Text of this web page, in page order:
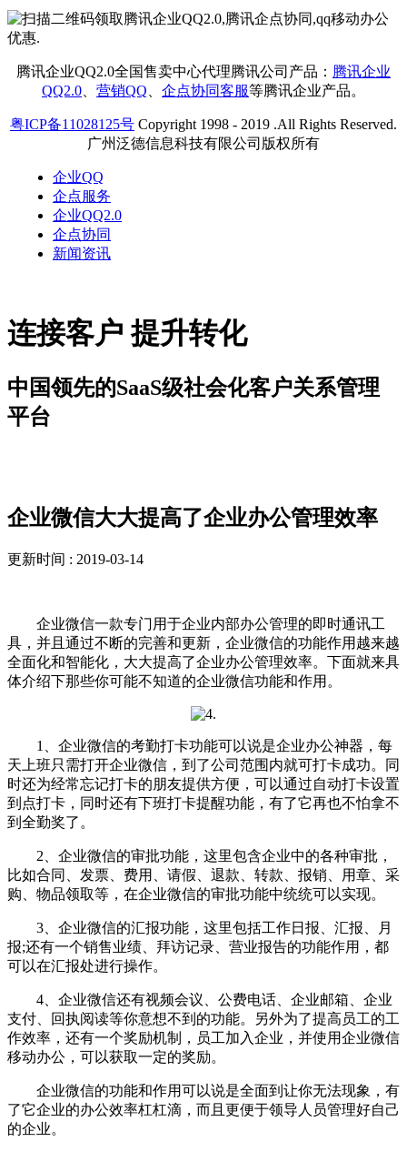
腾讯企业QQ2.0全国售卖中心代理腾讯公司产品： 腾讯企业
QQ2.0
营销QQ 企点协同客服等腾讯企业产品。
粤ICP备11028125号 Copyright 1998 - 2019 .All Rights Reserved.
广州泛德信息科技有限公司版权所有
企业QQ
企点服务
企业QQ2.0
企点协同
新闻资讯
连接客户 提升转化
中国领先的SaaS级社会化客户关系管理
平台
企业微信大大提高了企业办公管理效率
更新时间 : 2019-03-14
企业微信一款专门用于企业内部办公管理的即时通讯工
具，并且通过不断的完善和更新，企业微信的功能作用越来越
全面化和智能化，大大提高了企业办公管理效率。下面就来具
体介绍下那些你可能不知道的企业微信功能和作用。
1、企业微信的考勤打卡功能可以说是企业办公神器，每
天上班只需打开企业微信，到了公司范围内就可打卡成功。同
时还为经常忘记打卡的朋友提供方便，可以通过自动打卡设置
到点打卡，同时还有下班打卡提醒功能，有了它再也不怕拿不
到全勤奖了。
2、企业微信的审批功能，这里包含企业中的各种审批，
比如合同、发票、费用、请假、退款、转款、报销、用章、采
购、物品领取等，在企业微信的审批功能中统统可以实现。
3、企业微信的汇报功能，这里包括工作日报、汇报、月
报;还有一个销售业绩、拜访记录、营业报告的功能作用，都
可以在汇报处进行操作。
4、企业微信还有视频会议、公费电话、企业邮箱、企业
支付、回执阅读等你意想不到的功能。另外为了提高员工的工
作效率，还有一个奖励机制，员工加入企业，并使用企业微信
移动办公，可以获取一定的奖励。
企业微信的功能和作用可以说是全面到让你无法现象，有
了它企业的办公效率杠杠滴，而且更便于领导人员管理好自己
的企业。